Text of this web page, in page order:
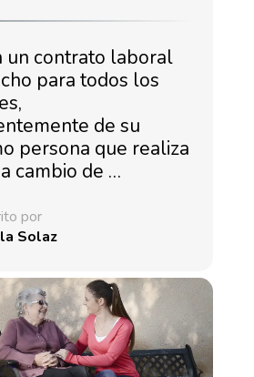
un contrato laboral
para todos los
de su
persona que realiza
cambio de …
por
Solaz